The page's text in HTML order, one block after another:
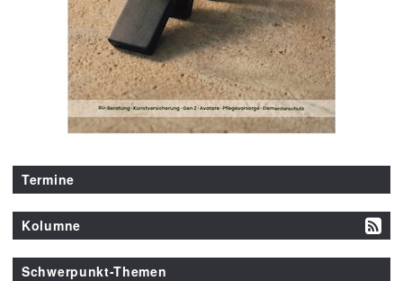
Termine
Kolumne
Schwerpunkt-Themen